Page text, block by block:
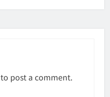
to post a comment.